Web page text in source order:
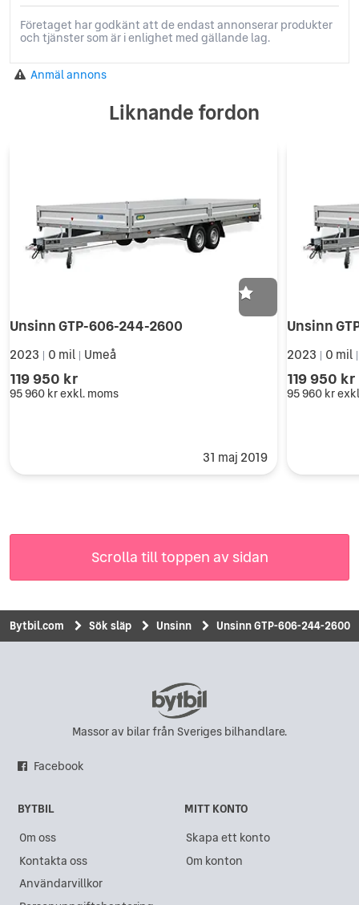
Företaget har godkänt att de endast annonserar produkter
och tjänster som är i enlighet med gällande lag.
Anmäl annons
Liknande fordon
Unsinn GTP-606-244-2600
2023 0 mil Umeå
119 950 kr
95 960 krexkl. moms
31 maj 2019
Unsinn
2023 0 mil
119 950 kr
95 960 kr
Scrolla till toppen av sidan
Bytbil.com Sök släp Unsinn Unsinn GTP-606-244-2600
Massor av bilar från Sveriges bilhandlare.
Facebook
BYTBIL
Om oss
Kontakta oss
Användarvillkor
MITT KONTO
Skapa ett konto
Om konton